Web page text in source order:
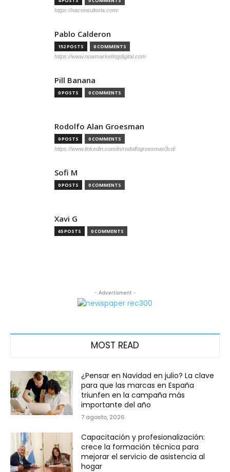
https://naconsultoria.com/
Pablo Calderon
152 POSTS 0 COMMENTS
https://www.nowmarketingdigital.com
Pill Banana
0 POSTS 0 COMMENTS
Rodolfo Alan Groesman
0 POSTS 0 COMMENTS
https://www.linkedin.com/in/rodolfogroesman3cd/
Sofi M
0 POSTS 0 COMMENTS
Xavi G
65 POSTS 0 COMMENTS
- Advertisment -
MOST READ
¿Pensar en Navidad en julio? La clave
para que las marcas en España
triunfen en la campaña más
importante del año
7 agosto, 2026
Capacitación y profesionalización:
crece la formación técnica para
mejorar el servicio de asistencia al
hogar